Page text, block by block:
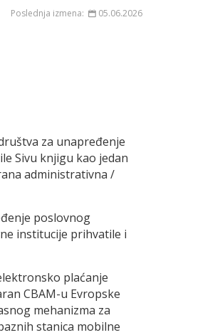
Poslednja izmena: 05.06.2026
za unapređenje
Sivu knjigu kao jedan
administrativna /
poslovnog
institucije prihvatile i
plaćanje
CBAM-u Evropske
mehanizma za
stanica mobilne